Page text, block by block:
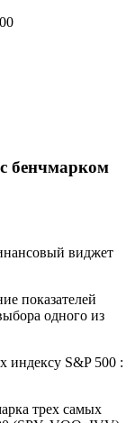
бенчмарком
виджет
показателей
одного из
трех самых